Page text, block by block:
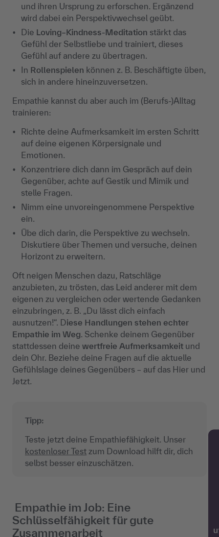
und ihren Ursprung zu erforschen. Ergänzend
wird dabei ein Perspektivwechsel geübt.
Die Loving–Kindness-Meditation stärkt das
Gefühl der Selbstliebe und trainiert, dieses
Gefühl auf andere zu übertragen.
In Rollenspielen können z. B. Beschäftigte üben,
sich in andere hineinzuversetzen.
Empathie kannst du aber auch im (Berufs-)Alltag
trainieren:
Richte deine Aufmerksamkeit im ersten Schritt
auf deine eigenen Körpersignale und
Emotionen.
Konzentriere dich dann im Gespräch auf dein
Gegenüber, achte auf Gestik und Mimik und
stelle Fragen.
Nimm eine unvoreingenommene Perspektive
ein.
Übe dich darin, die Perspektive zu wechseln.
Diskutiere über Themen und versuche, deinen
Horizont zu erweitern.
Oft neigen Menschen dazu, Ratschläge
anzubieten, zu trösten, das Leid anderer mit dem
eigenen zu vergleichen oder wertende Gedanken
einzubringen, z. B. „Du lässt dich einfach
ausnutzen!“. Diese Handlungen stehen echter
Empathie im Weg. Schenke deinem Gegenüber
stattdessen deine wertfreie Aufmerksamkeit und
dein Ohr. Beziehe deine Fragen auf die aktuelle
Gefühlslage deines Gegenübers – auf das Hier und
Jetzt.
Tipp:
Teste jetzt deine Empathiefähigkeit. Unser
kostenloser Testzum Download hilft dir, dich
selbst besser einzuschätzen.
Empathie im Job: Eine
Schlüsselfähigkeit für gute
Zusammenarbeit